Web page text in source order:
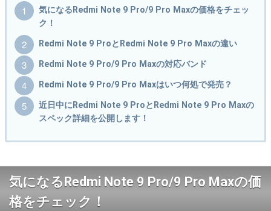
気になるRedmi Note 9 Pro/9 Pro Maxの価格をチェッ
ク！
Redmi Note 9 ProとRedmi Note 9 Pro Maxの違い
Redmi Note 9 Pro/9 Pro Maxの対応バンド
Redmi Note 9 Pro/9 Pro Maxはいつ何処で発売？
近日中にRedmi Note 9 ProとRedmi Note 9 Pro Maxの
スペック詳細を公開します！
気になるRedmi Note 9 Pro/9 Pro Maxの価
格をチェック！